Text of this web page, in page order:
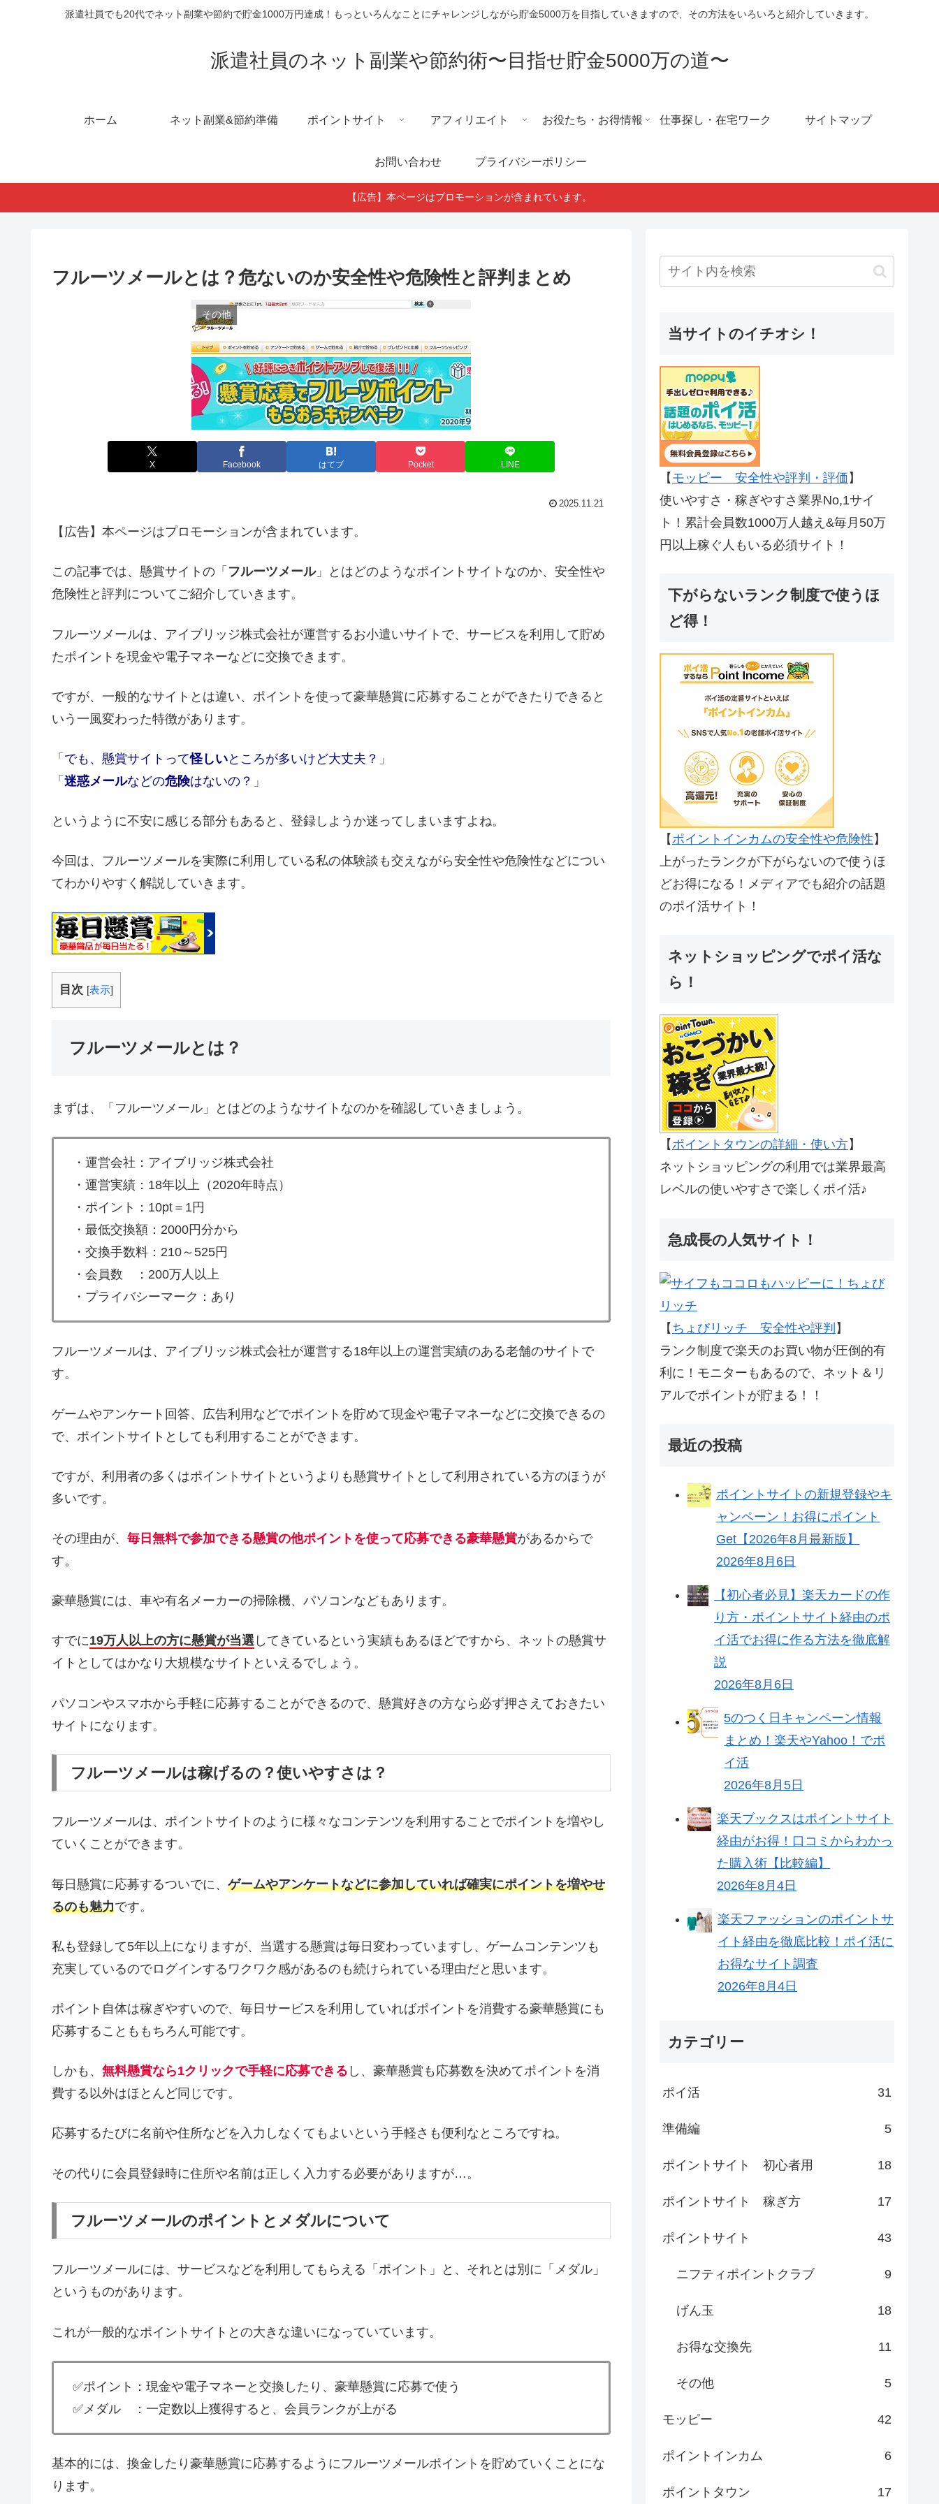
派遣社員でも20代でネット副業や節約で貯金1000万円達成！もっといろんなことにチャレンジしながら貯金5000万を目指していきますので、その方法をいろいろと紹介していきます。
派遣社員のネット副業や節約術〜目指せ貯金5000万の道〜
ホーム ネット副業&節約準備 ポイントサイト アフィリエイト お役たち・お得情報 仕事探し・在宅ワーク サイトマップ
お問い合わせ プライバシーポリシー
【広告】本ページはプロモーションが含まれています。
フルーツメールとは？危ないのか安全性や危険性と評判まとめ
その他
X Facebook はてブ Pocket LINE
2025.11.21
【広告】本ページはプロモーションが含まれています。
この記事では、懸賞サイトの「 フルーツメール」とはどのようなポイントサイトなのか、安全性や
危険性と評判についてご紹介していきます。
フルーツメールは、アイブリッジ株式会社が運営するお小遣いサイトで、サービスを利用して貯め
たポイントを現金や電子マネーなどに交換できます。
ですが、一般的なサイトとは違い、ポイントを使って豪華懸賞に応募することができたりできると
いう一風変わった特徴があります。
「 でも、懸賞サイトって怪しいところが多いけど大丈夫？ 」
「 迷惑メールなどの危険はないの？ 」
というように不安に感じる部分もあると、登録しようか迷ってしまいますよね。
今回は、フルーツメールを実際に利用している私の体験談も交えながら安全性や危険性などについ
てわかりやすく解説していきます。
目次 [表示]
フルーツメールとは？
まずは、「フルーツメール」とはどのようなサイトなのかを確認していきましょう。
・運営会社：アイブリッジ株式会社
・運営実績：18年以上（2020年時点）
・ポイント：10pt＝1円
・最低交換額：2000円分から
・交換手数料：210～525円
・会員数 ：200万人以上
・プライバシーマーク：あり
フルーツメールは、アイブリッジ株式会社が運営する18年以上の運営実績のある老舗のサイトで
す。
ゲームやアンケート回答、広告利用などでポイントを貯めて現金や電子マネーなどに交換できるの
で、ポイントサイトとしても利用することができます。
ですが、利用者の多くはポイントサイトというよりも懸賞サイトとして利用されている方のほうが
多いです。
その理由が、 毎日無料で参加できる懸賞の他ポイントを使って応募できる豪華懸賞があるからで
す。
豪華懸賞には、車や有名メーカーの掃除機、パソコンなどもあります。
すでに19万人以上の方に懸賞が当選 してきているという実績もあるほどですから、ネットの懸賞サ
イトとしてはかなり大規模なサイトといえるでしょう。
パソコンやスマホから手軽に応募することができるので、懸賞好きの方なら必ず押さえておきたい
サイトになります。
フルーツメールは稼げるの？使いやすさは？
フルーツメールは、ポイントサイトのように様々なコンテンツを利用することでポイントを増やし
ていくことができます。
毎日懸賞に応募するついでに、 ゲームやアンケートなどに参加していれば確実にポイントを増やせ
るのも魅力です。
私も登録して5年以上になりますが、当選する懸賞は毎日変わっていますし、ゲームコンテンツも
充実しているのでログインするワクワク感があるのも続けられている理由だと思います。
ポイント自体は稼ぎやすいので、毎日サービスを利用していればポイントを消費する豪華懸賞にも
応募することももちろん可能です。
しかも、 無料懸賞なら1クリックで手軽に応募できる し、豪華懸賞も応募数を決めてポイントを消
費する以外はほとんど同じです。
応募するたびに名前や住所などを入力しなくてもよいという手軽さも便利なところですね。
その代りに会員登録時に住所や名前は正しく入力する必要がありますが…。
フルーツメールのポイントとメダルについて
フルーツメールには、サービスなどを利用してもらえる「ポイント」と、それとは別に「メダル」
というものがあります。
これが一般的なポイントサイトとの大きな違いになっていています。
✅ポイント：現金や電子マネーと交換したり、豪華懸賞に応募で使う
✅メダル ：一定数以上獲得すると、会員ランクが上がる
基本的には、換金したり豪華懸賞に応募するようにフルーツメールポイントを貯めていくことにな
ります。
当サイトのイチオシ！
【 モッピー 安全性や評判・評価 】
使いやすさ・稼ぎやすさ業界No,1サイ
ト！累計会員数1000万人越え&毎月50万
円以上稼ぐ人もいる必須サイト！
下がらないランク制度で使うほ
ど得！
【ポイントインカムの安全性や危険性 】
上がったランクが下がらないので使うほ
どお得になる！メディアでも紹介の話題
のポイ活サイト！
ネットショッピングでポイ活な
ら！
【ポイントタウンの詳細・使い方】
ネットショッピングの利用では業界最高
レベルの使いやすさで楽しくポイ活♪
急成長の人気サイト！
【 ちょびリッチ 安全性や評判 】
ランク制度で楽天のお買い物が圧倒的有
利に！モニターもあるので、ネット＆リ
アルでポイントが貯まる！！
最近の投稿
ポイントサイトの新規登録やキ
ャンペーン！お得にポイント
Get【2026年8月最新版】
2026年8月6日
【初心者必見】楽天カードの作
り方・ポイントサイト経由のポ
イ活でお得に作る方法を徹底解
説
2026年8月6日
5のつく日キャンペーン情報
まとめ！楽天やYahoo！でポ
イ活
2026年8月5日
楽天ブックスはポイントサイト
経由がお得！口コミからわかっ
た購入術【比較編】
2026年8月4日
楽天ファッションのポイントサ
イト経由を徹底比較！ポイ活に
お得なサイト調査
2026年8月4日
カテゴリー
ポイ活 31
準備編 5
ポイントサイト 初心者用 18
ポイントサイト 稼ぎ方 17
ポイントサイト 43
ニフティポイントクラブ 9
げん玉 18
お得な交換先 11
その他 5
モッピー 42
ポイントインカム 6
ポイントタウン 17